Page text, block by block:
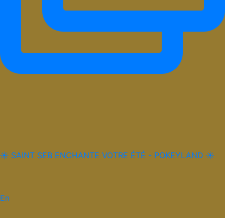
☀️ SAINT SEB ENCHANTE VOTRE ÉTÉ - POKEYLAND ☀️
En